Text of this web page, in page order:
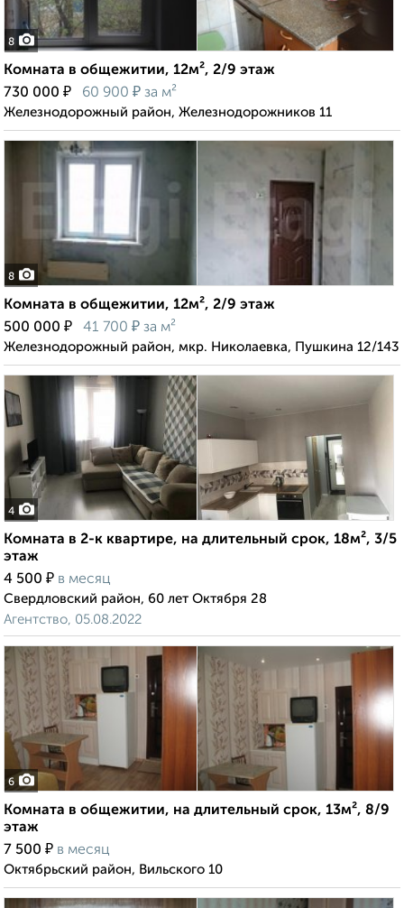
8
Комната в общежитии, 12м², 2/9 этаж
730 000 ₽ 60 900 ₽ за м²
Железнодорожный район, Железнодорожников 11
8
Комната в общежитии, 12м², 2/9 этаж
500 000 ₽ 41 700 ₽ за м²
Железнодорожный район, мкр. Николаевка, Пушкина 12/143
4
Комната в 2-к квартире, на длительный срок, 18м², 3/5
этаж
4 500 ₽ в месяц
Свердловский район, 60 лет Октября 28
Агентство, 05.08.2022
6
Комната в общежитии, на длительный срок, 13м², 8/9
этаж
7 500 ₽ в месяц
Октябрьский район, Вильского 10